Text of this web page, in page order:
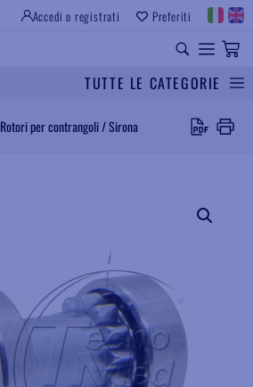
Accedi o registrati Preferiti
TUTTE LE CATEGORIE
Rotori per contrangoli/Sirona